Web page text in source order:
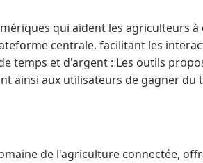
qui aident les agriculteurs
centrale, facilitant les
temps et d'argent : Les outils
ainsi aux utilisateurs de gagner du
de l'agriculture connectée,